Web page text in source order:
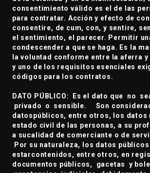
consentimiento válido es el de las
para contratar. Acción y efecto de
consentire, de cum, con, y sentire,
el sentimiento, el parecer. Permitir
condescender a que se haga. Es la
la voluntad conforme entre la aferra
y uno de los requisitos esenciales
códigos para los contratos.
DATO PÚBLICO: Es el dato que no
privado o sensible. Son
datospúblicos, entre otros, los datos
estado civil de las personas, a su
a sucalidad de comerciante o de
Por su naturaleza, los datos públicos
estarcontenidos, entre otros, en
documentos públicos, gacetas y